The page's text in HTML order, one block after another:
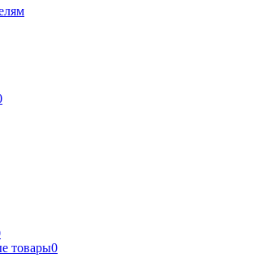
товары0